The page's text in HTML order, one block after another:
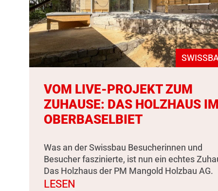
VOM LIVE-PROJEKT ZUM
ZUHAUSE: DAS HOLZHAUS
OBERBASELBIET
Was an der Swissbau Besucherinnen und
Besucher faszinierte, ist nun ein echtes
Das Holzhaus der PM Mangold Holzbau AG.
LESEN